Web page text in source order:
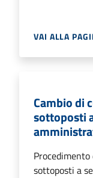
VAI ALLA
Cambio di
sottoposti
sottoposti a